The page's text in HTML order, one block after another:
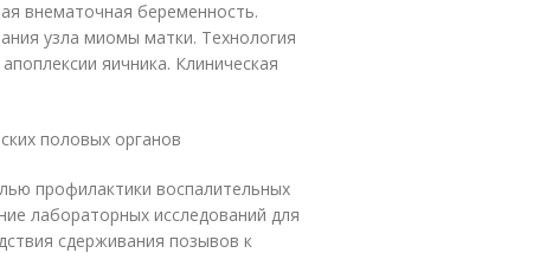
внематочная беременность.
узла миомы матки. Технология
яичника. Клиническая
половых органов
профилактики воспалительных
лабораторных исследований для
сдерживания позывов к